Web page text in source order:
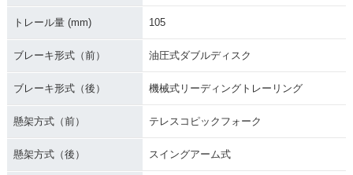
トレール量 (mm) 105
ブレーキ形式（前） 油圧式ダブルディスク
ブレーキ形式（後） 機械式リーディングトレーリング
懸架方式（前） テレスコピックフォーク
懸架方式（後） スイングアーム式